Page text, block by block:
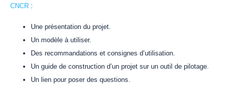
CNCR :
Une présentation du projet.
Un modèle à utiliser.
Des recommandations et consignes d’utilisation.
Un guide de construction d’un projet sur un outil de pilotage.
Un lien pour poser des questions.